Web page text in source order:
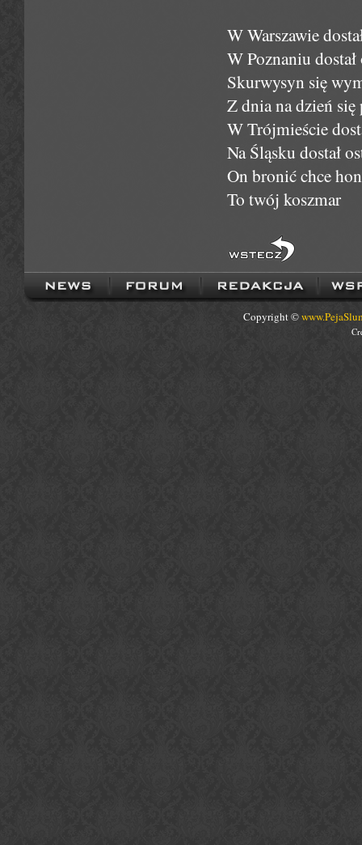
W Warszawie
W Poznaniu dostał
Skurwysyn się
Z dnia na dzień się
W Trójmieście
Na Śląsku dostał
On bronić chce
To twój koszmar
Copyright ©